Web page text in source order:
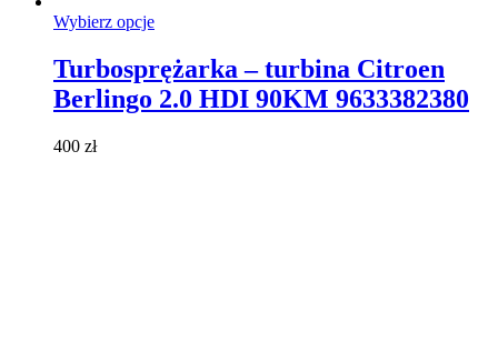
Wybierz opcjeTen
wiele
wariantów.
Turbosprężarka – turbina Citroen
Berlingo 2.0 HDI 90KM 9633382380
400 zł